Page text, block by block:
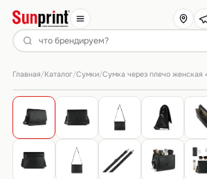
Главная/Каталог/Сумки/Сумка через плечо женская